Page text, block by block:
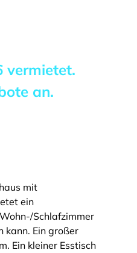
vermietet.
an.
mit
ein
Schlafzimmer
kann. Ein großer
Ein kleiner Esstisch